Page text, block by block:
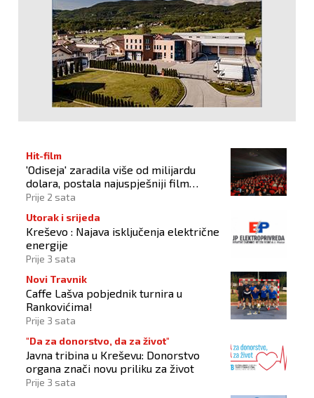
Hit-film
'Odiseja' zaradila više od milijardu
dolara, postala najuspješniji film
Christophera Nolana
Prije 2 sata
Utorak i srijeda
Kreševo : Najava isključenja električne
energije
Prije 3 sata
Novi Travnik
Caffe Lašva pobjednik turnira u
Rankovićima!
Prije 3 sata
"Da za donorstvo, da za život"
Javna tribina u Kreševu: Donorstvo
organa znači novu priliku za život
Prije 3 sata